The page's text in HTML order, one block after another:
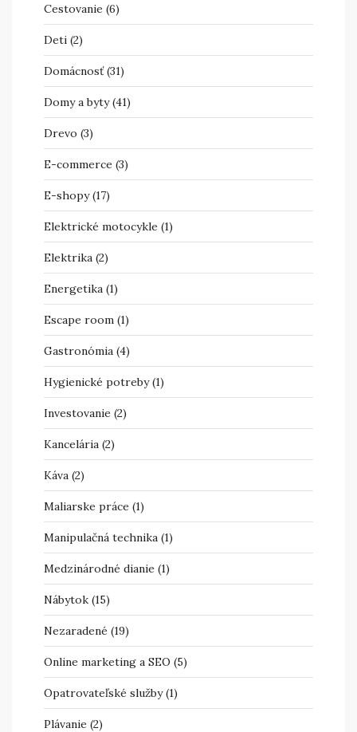
Cestovanie (6)
Deti (2)
Domácnosť(31)
Domy a byty(41)
Drevo (3)
E-commerce (3)
E-shopy(17)
Elektrické motocykle (1)
Elektrika (2)
Energetika (1)
Escape room (1)
Gastronómia (4)
Hygienické potreby(1)
Investovanie (2)
Kancelária (2)
Káva (2)
Maliarske práce (1)
Manipulačná technika (1)
Medzinárodné dianie (1)
Nábytok (15)
Nezaradené (19)
Online marketing a SEO (5)
Opatrovateľské služby(1)
Plávanie (2)